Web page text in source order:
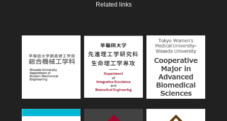
Related links